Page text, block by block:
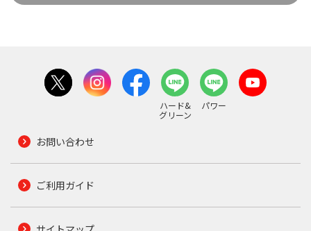
ハード&
グリーン
パワー
お問い合わせ
ご利用ガイド